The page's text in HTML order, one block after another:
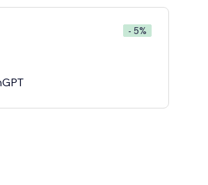
- 5%